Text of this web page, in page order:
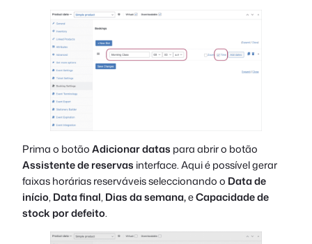
Prima o botãoAdicionar datas para abrir o botão
Assistente de reservas interface. Aqui é possível gerar
faixas horárias reserváveis seleccionando o Data de
início,Data final,Dias da semana,eCapacidade de
stock por defeito.